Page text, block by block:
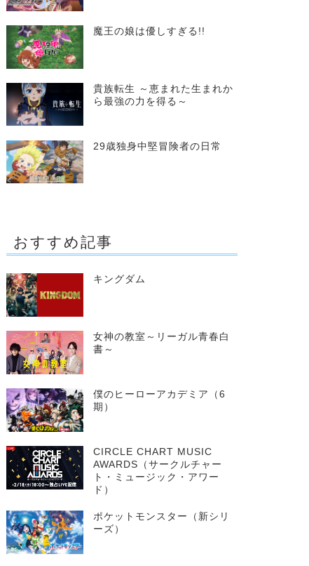
魔王の娘は優しすぎる!!
貴族転生 ～恵まれた生まれか
ら最強の力を得る～
29歳独身中堅冒険者の日常
おすすめ記事
キングダム
女神の教室～リーガル青春白
書～
僕のヒーローアカデミア（6
期）
CIRCLE CHART MUSIC
AWARDS（サークルチャー
ト・ミュージック・アワー
ド）
ポケットモンスター（新シリ
ーズ）